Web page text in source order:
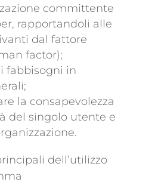
committente
rapportandoli alle
dal fattore
factor);
fabbisogni in
la consapevolezza
del singolo utente e
dell’utilizzo